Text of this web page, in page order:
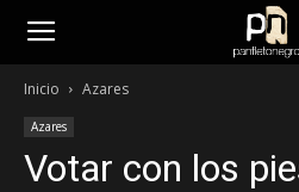
panfletonegro
Inicio Azares
Azares
Votar con los